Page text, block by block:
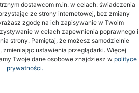
dostawcom m.in. w celach: świadczenia
ze strony internetowej, bez zmiany
zgodę na ich zapisywanie w Twoim
w celach zapewnienia poprawnego i
strony. Pamiętaj, że możesz samodzielnie
ustawienia przeglądarki. Więcej
Twoje dane osobowe znajdziesz w polityce
prywatności.